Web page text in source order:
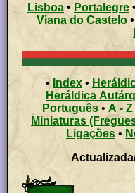
Lisboa • Portalegre •
Viana do Castelo•
• Index•
Heráldica
Português• A - Z
Miniaturas
Ligações •